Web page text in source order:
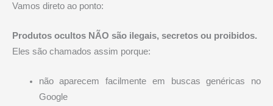
Vamos direto ao ponto:
Produtos ocultos NÃO são ilegais, secretos ou proibidos.
Eles são chamados assim porque:
não aparecem facilmente em buscas genéricas no
Google